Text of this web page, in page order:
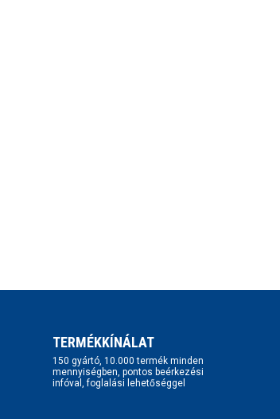
TERMÉKKÍNÁLAT
150 gyártó, 10.000 termék minden
mennyiségben, pontos beérkezési
infóval, foglalási lehetőséggel